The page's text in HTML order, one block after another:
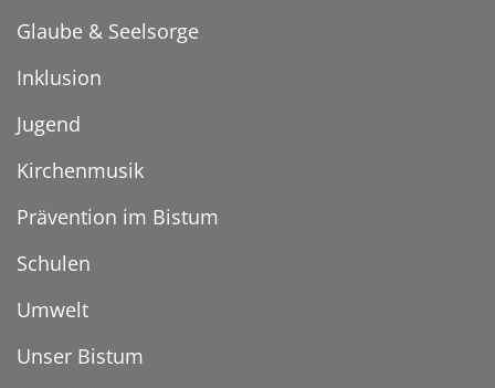
Glaube & Seelsorge
Inklusion
Jugend
Kirchenmusik
Prävention im Bistum
Schulen
Umwelt
Unser Bistum